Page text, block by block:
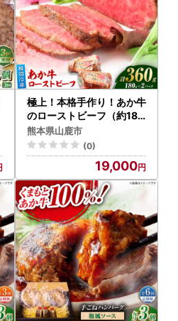
極上！本格手作り！あか牛
のローストビーフ（約180
g×2）【オルガニコ山鹿】
[ZFH009]
熊本県山鹿市
(0)
19,000